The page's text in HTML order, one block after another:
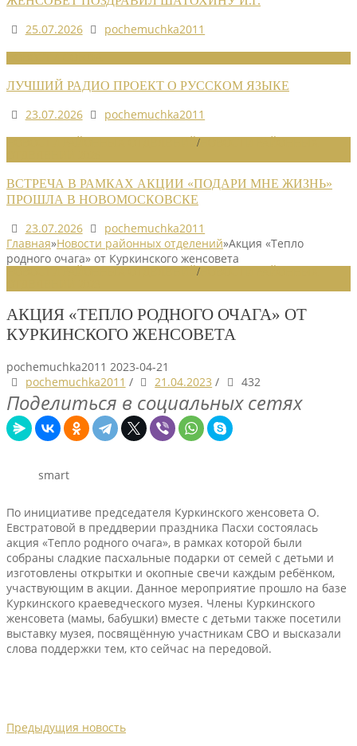
25.07.2026
pochemuchka2011
ЛУЧШИЙ РАДИО ПРОЕКТ О РУССКОМ ЯЗЫКЕ
23.07.2026
pochemuchka2011
/
ВСТРЕЧА В РАМКАХ АКЦИИ «ПОДАРИ МНЕ ЖИЗНЬ»
ПРОШЛА В НОВОМОСКОВСКЕ
23.07.2026
pochemuchka2011
Главная»Новости районных отделений»Акция «Тепло
родного очага» от Куркинского женсовета
/
АКЦИЯ «ТЕПЛО РОДНОГО ОЧАГА» ОТ
КУРКИНСКОГО ЖЕНСОВЕТА
pochemuchka2011 2023-04-21
pochemuchka2011 / 21.04.2023 / 432
Поделиться в социальных сетях
smart
По инициативе председателя Куркинского женсовета О.
Евстратовой в преддверии праздника Пасхи состоялась
акция «Тепло родного очага», в рамках которой были
собраны сладкие пасхальные подарки от семей с детьми и
изготовлены открытки и окопные свечи каждым ребёнком,
участвующим в акции. Данное мероприятие прошло на базе
Куркинского краеведческого музея. Члены Куркинского
женсовета (мамы, бабушки) вместе с детьми также посетили
выставку музея, посвящённую участникам СВО и высказали
слова поддержки тем, кто сейчас на передовой.
Предыдущия новость